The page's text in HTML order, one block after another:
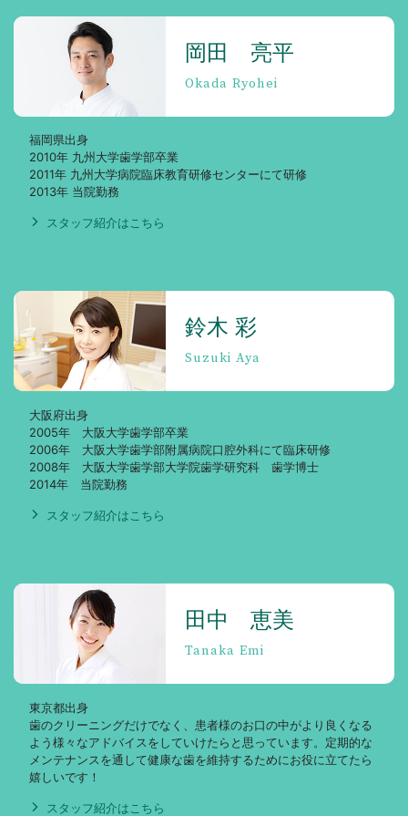
岡田 亮平
Okada Ryohei
福岡県出身
2010年 九州大学歯学部卒業
2011年 九州大学病院臨床教育研修センターにて研修
2013年 当院勤務
田
亮
平
スタッフ紹介はこちら
鈴木 彩
Suzuki Aya
大阪府出身
2005年 大阪大学歯学部卒業
2006年 大阪大学歯学部附属病院口腔外科にて臨床研修
2008年 大阪大学歯学部大学院歯学研究科 歯学博士
2014年 当院勤務
木
スタッフ紹介はこちら
田中 恵美
Tanaka Emi
東京都出身
歯のクリーニングだけでなく、患者様のお口の中がより良くなる
よう様々なアドバイスをしていけたらと思っています。定期的な
メンテナンスを通して健康な歯を維持するためにお役に立てたら
嬉しいです！
スタッフ紹介はこちら